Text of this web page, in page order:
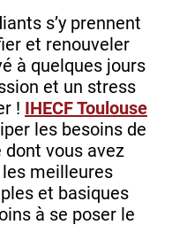
s’y prennent
et renouveler
à quelques jours
et un stress
! IHECF Toulouse
les besoins de
dont vous avez
meilleures
et basiques
à se poser le